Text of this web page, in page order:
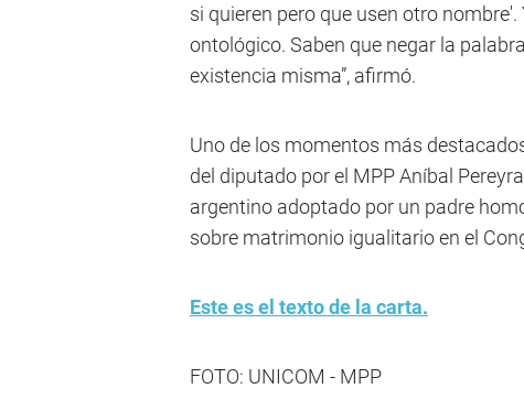
si quieren pero que usen otro
ontológico. Saben que negar la
existencia misma”, afirmó.
Uno de los momentos más
del diputado por el MPP Aníbal
argentino adoptado por un padre
sobre matrimonio igualitario en el
Este es el texto de la carta.
FOTO: UNICOM - MPP